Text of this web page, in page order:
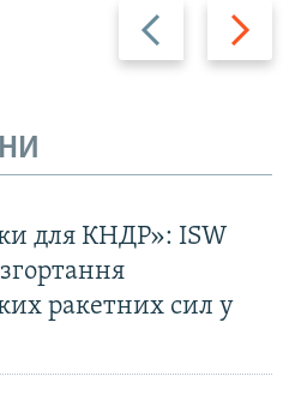
Назад Вперед
для КНДР»: ISW
ракетних сил у